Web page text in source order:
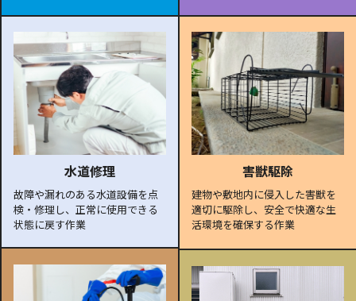
水道修理
故障や漏れのある水道設備を点
検・修理し、正常に使用できる
状態に戻す作業
害獣駆除
建物や敷地内に侵入した害獣を
適切に駆除し、安全で快適な生
活環境を確保する作業